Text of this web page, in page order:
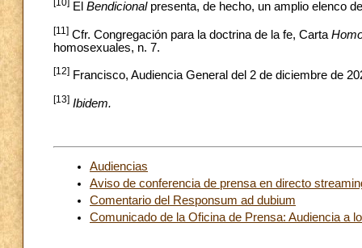
[10] El Bendicionalpresenta, de hecho, un amplio elenco
[11] Cfr. Congregación para la doctrina de la fe, Carta
homosexuales, n. 7.
[12] Francisco, Audiencia General del 2 de diciembre de
[13] Ibidem.
Audiencias
Aviso de conferencia de prensa en directo
Comentario del Responsum ad dubium
Comunicado de la Oficina de Prensa: Audiencia a